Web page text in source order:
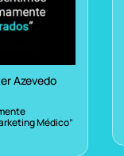
Azevedo
Médico”